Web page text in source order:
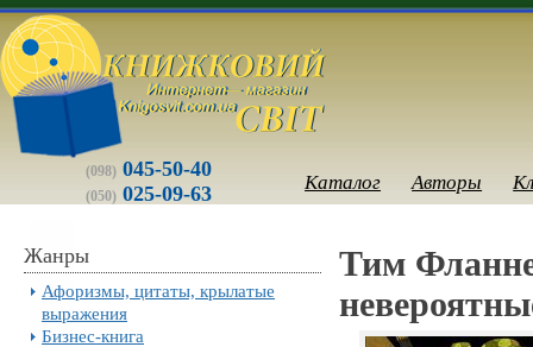
(098) 045-50-40
(050) 025-09-63 Каталог Авторы
Жанры
Афоризмы, цитаты, крылатые
выражения
Бизнес-книга
Тим